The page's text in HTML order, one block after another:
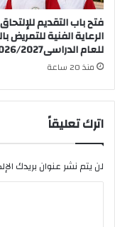
فتح باب التقديم
الرعاية الفنية
للعام الدراسى2026/2027
منذ 20 ساعة
اترك تعليقاً
لن يتم نشر عنوان بريدك